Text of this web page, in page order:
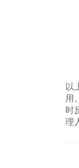
以
用
时
理